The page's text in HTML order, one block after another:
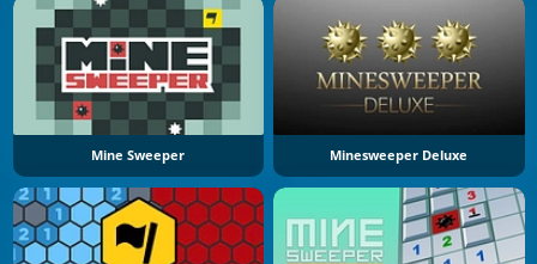
Mine Sweeper Minesweeper Deluxe